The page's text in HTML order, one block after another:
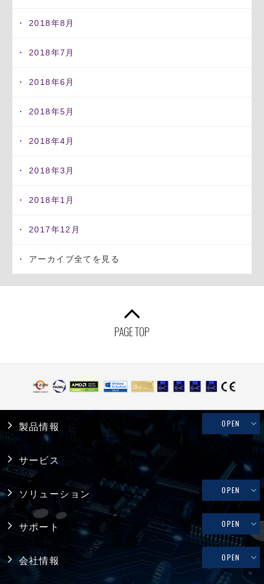
2018年8月
2018年7月
2018年6月
2018年5月
2018年4月
2018年3月
2018年1月
2017年12月
アーカイブ全てを見る
PAGE TOP
製品情報 OPEN
産業用PC
システム製品
産業用マザーボード
コンピュータ・オン・モジュール
シングルボードコンピュータ
サービス
ソリューション OPEN
リテール・物流
メディカル
ファクトリーオートメーション
サポート OPEN
修理依頼、技術的なお問い合わせ
会社情報 OPEN